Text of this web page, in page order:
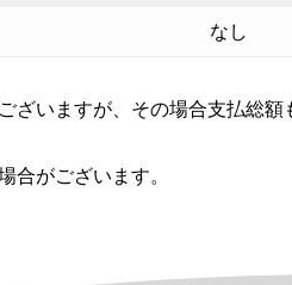
なし
いますが、その場合支払総額
合がございます。